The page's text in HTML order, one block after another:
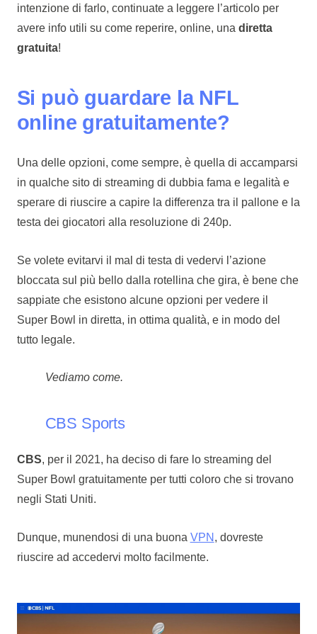
intenzione di farlo, continuate a leggere l’articolo per
avere info utili su come reperire, online, una diretta
gratuita!
Si può guardare la NFL
online gratuitamente?
Una delle opzioni, come sempre, è quella di accamparsi
in qualche sito di streaming di dubbia fama e legalità e
sperare di riuscire a capire la differenza tra il pallone e la
testa dei giocatori alla resoluzione di 240p.
Se volete evitarvi il mal di testa di vedervi l’azione
bloccata sul più bello dalla rotellina che gira, è bene che
sappiate che esistono alcune opzioni per vedere il
Super Bowl in diretta, in ottima qualità, e in modo del
tutto legale.
Vediamo come.
CBS Sports
CBS, per il 2021, ha deciso di fare lo streaming del
Super Bowl gratuitamente per tutti coloro che si trovano
negli Stati Uniti.
Dunque, munendosi di una buona VPN , dovreste
riuscire ad accedervi molto facilmente.